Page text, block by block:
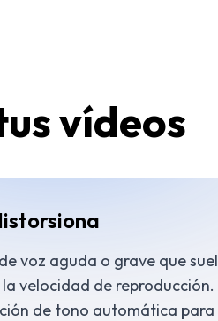
vídeos
voz aguda o grave que
velocidad de reproducción.
de tono automática para